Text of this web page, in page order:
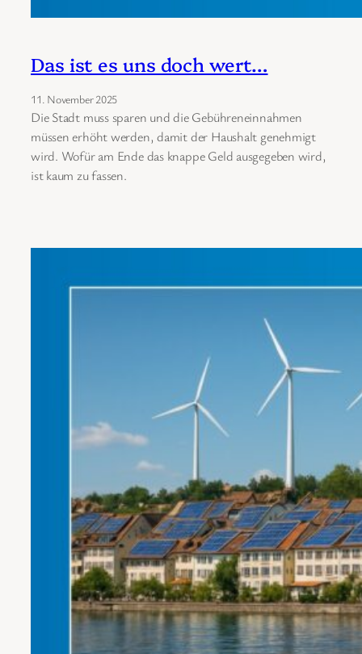
Das ist es uns doch wert…
11. November 2025
Die Stadt muss sparen und die Gebühreneinnahmen
müssen erhöht werden, damit der Haushalt genehmigt
wird. Wofür am Ende das knappe Geld ausgegeben wird,
ist kaum zu fassen.